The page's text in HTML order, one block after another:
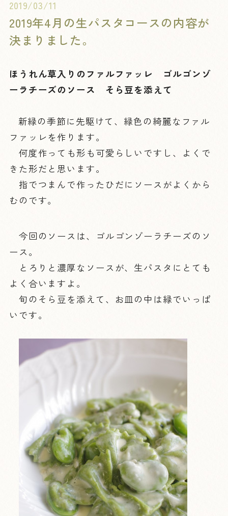
2019/03/11
2019年4月の生パスタコースの内容が
決まりました。
ほうれん草入りのファルファッレ ゴルゴンゾ
ーラチーズのソース そら豆を添えて
新緑の季節に先駆けて、緑色の綺麗なファル
ファッレを作ります。
何度作っても形も可愛らしいですし、よくで
きた形だと思います。
指でつまんで作ったひだにソースがよくから
むのです。
今回のソースは、ゴルゴンゾーラチーズのソ
ース。
とろりと濃厚なソースが、生パスタにとても
よく合いますよ。
旬のそら豆を添えて、お皿の中は緑でいっぱ
いです。